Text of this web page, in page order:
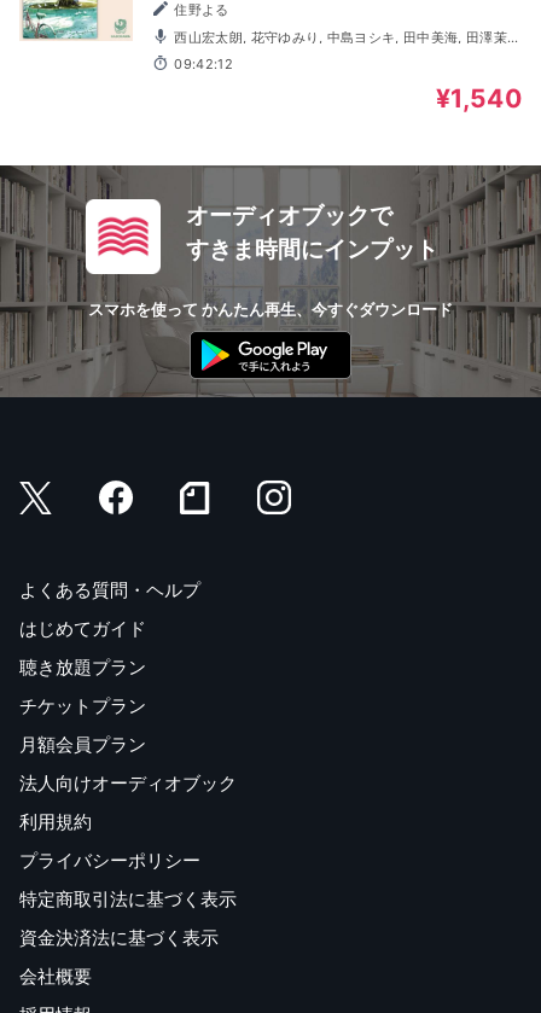
住野よる
西山宏太朗, 花守ゆみり, 中島ヨシキ, 田中美海, 田澤茉
純, 羽多野渉, 佐藤元, 井上健一, 小林敬, 有住藍理, 小田果林,
髙山滉, 早瀬莉花, 山石さとみ, 泉帆唯花, 林原渉太
09:42:12
¥1,540
オーディオブックで
すきま時間にインプット
スマホを使って かんたん再生、今すぐダウンロード
よくある質問・ヘルプ
はじめてガイド
聴き放題プラン
チケットプラン
月額会員プラン
法人向けオーディオブック
利用規約
プライバシーポリシー
特定商取引法に基づく表示
資金決済法に基づく表示
会社概要